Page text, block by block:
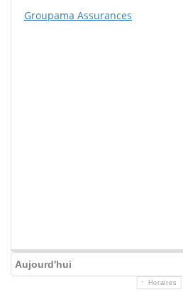
Groupama Assurances
Aujourd'hui
Horaires